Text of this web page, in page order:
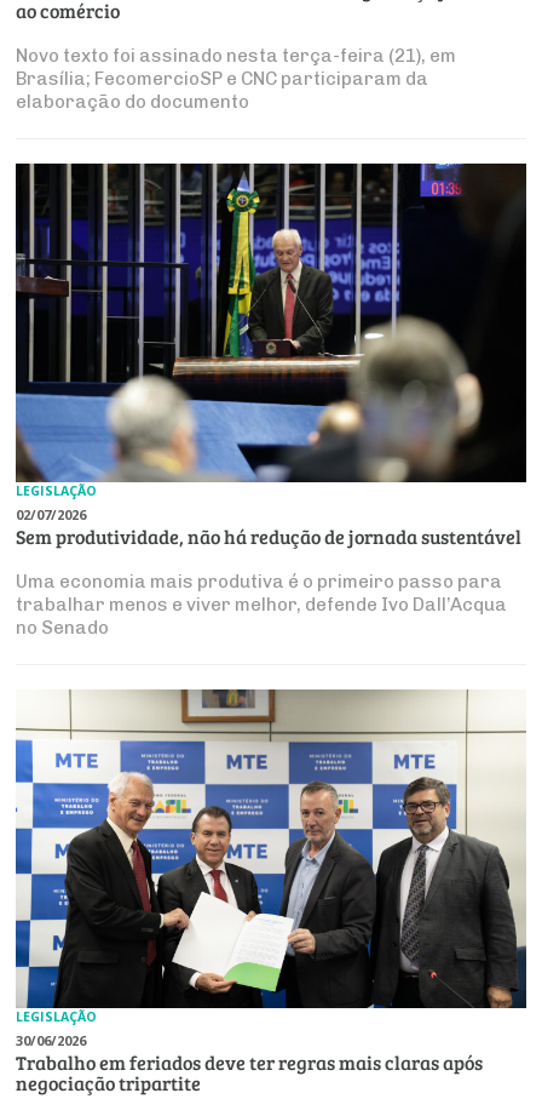
ao comércio
Novo texto foi assinado nesta terça-feira (21), em
Brasília; FecomercioSP e CNC participaram da
elaboração do documento
LEGISLAÇÃO
02/07/2026
Sem produtividade, não há redução de jornada sustentável
Uma economia mais produtiva é o primeiro passo para
trabalhar menos e viver melhor, defende Ivo Dall’Acqua
no Senado
LEGISLAÇÃO
30/06/2026
Trabalho em feriados deve ter regras mais claras após
negociação tripartite